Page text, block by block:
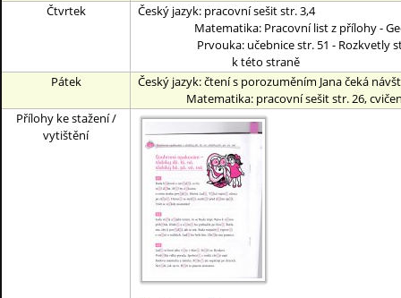
Čtvrtek
Český jazyk: pracovní sešit str. 3,4
Matematika: Pracovní list z přílohy -
Prvouka: učebnice str. 51 - Rozkvetly
k této straně
Pátek
Český jazyk: čtení s porozuměním Jana čeká
Matematika: pracovní sešit str. 26,
Přílohy ke stažení /
vytištění